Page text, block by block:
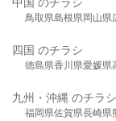
鳥取県島根県岡山県
四国 のチラシ
徳島県香川県愛媛県
九州・沖縄 のチラシ
福岡県佐賀県長崎県